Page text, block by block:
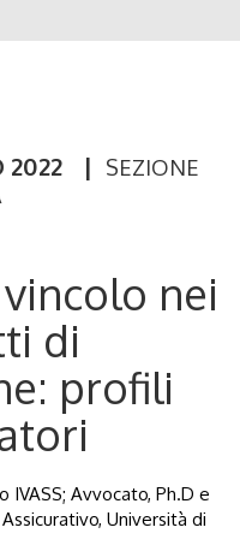
2022 |
SEZIONE
nei
di
profili
IVASS; Avvocato, Ph.D e
Università di